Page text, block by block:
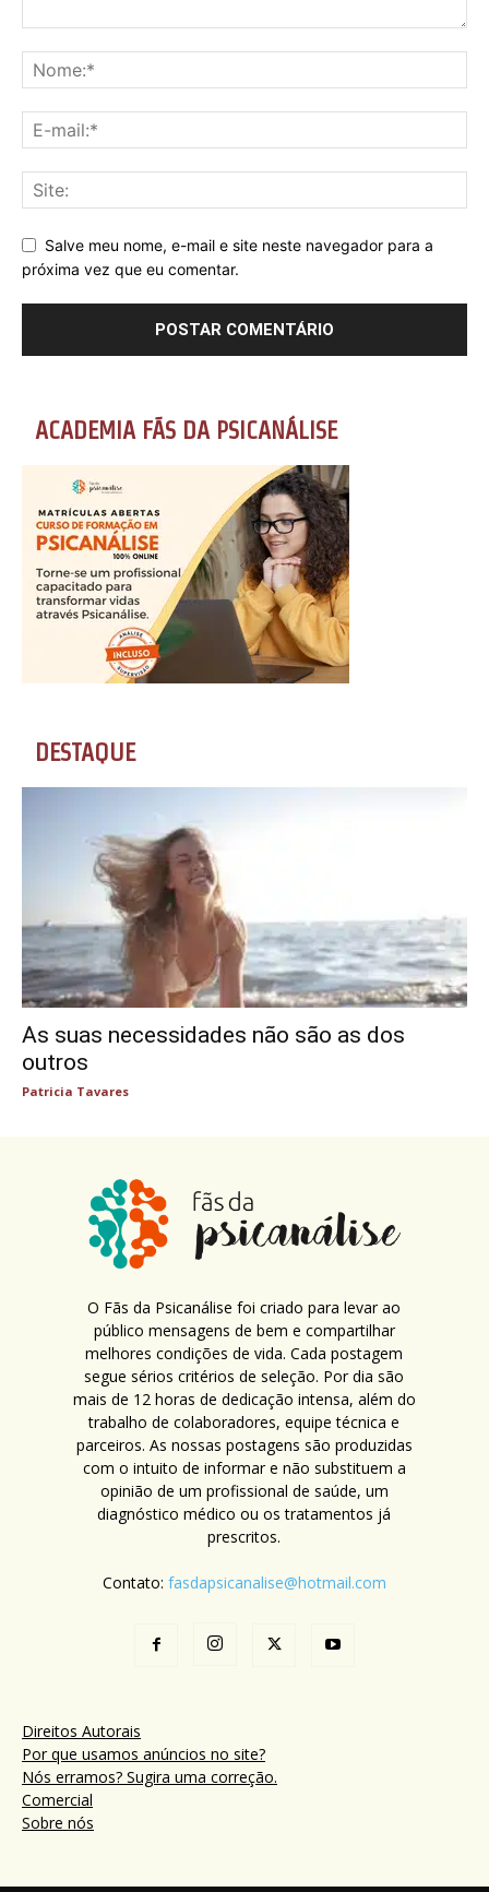
Salve meu nome, e-mail e site neste navegador para a
próxima vez que eu comentar.
ACADEMIA FÃS DA PSICANÁLISE
DESTAQUE
As suas necessidades não são as dos
outros
Patricia Tavares
O Fãs da Psicanálise foi criado para levar ao
público mensagens de bem e compartilhar
melhores condições de vida. Cada postagem
segue sérios critérios de seleção. Por dia são
mais de 12 horas de dedicação intensa, além do
trabalho de colaboradores, equipe técnica e
parceiros. As nossas postagens são produzidas
com o intuito de informar e não substituem a
opinião de um profissional de saúde, um
diagnóstico médico ou os tratamentos já
prescritos.
Contato: fasdapsicanalise@hotmail.com
Direitos Autorais
Por que usamos anúncios no site?
Nós erramos? Sugira uma correção.
Comercial
Sobre nós